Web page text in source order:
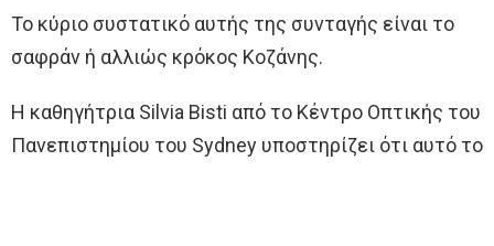
Το κύριο συστατικό αυτής της συνταγής είναι το
σαφράν ή αλλιώς κρόκος Κοζάνης.
Η καθηγήτρια Silvia Bisti από το Κέντρο Οπτικής του
Πανεπιστημίου του Sydney υποστηρίζει ότι αυτό το